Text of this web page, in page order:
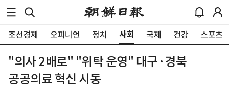
조선경제 오피니언 정치 사회 국제 건강 스포츠
"의사 2배로" "위탁 운영" 대구·경북
공공의료 혁신 시동